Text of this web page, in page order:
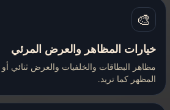
🎨
خيارات المظاهر والعرض المرئي
مظاهر البطاقات والخلفيات والعرض ثنائي أو
المظهر كما تريد.